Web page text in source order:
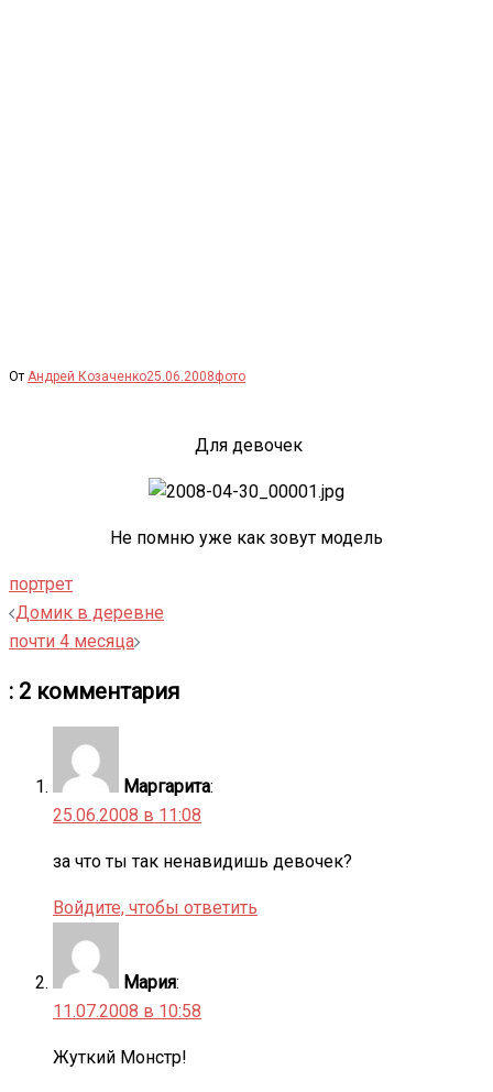
От Андрей Козаченко25.06.2008фото
Для девочек
Не помню уже как зовут модель
портрет
Навигация
записи
Домик в деревне
почти 4 месяца
: 2 комментария
Маргарита:
25.06.2008 в 11:08
за что ты так ненавидишь девочек?
Войдите, чтобы ответить
Мария:
11.07.2008 в 10:58
Жуткий Монстр!